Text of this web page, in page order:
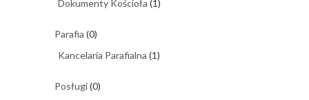
Dokumenty Kościoła (1)
Parafia (0)
Kancelaria Parafialna (1)
Posługi(0)